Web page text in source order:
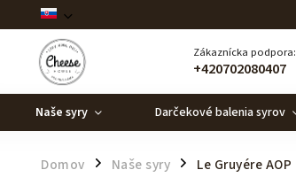
Zákaznícka podpora:
+420702080407
Naše syry Darčekové balenia syrov
Domov / Naše syry / Le Gruyére AOP